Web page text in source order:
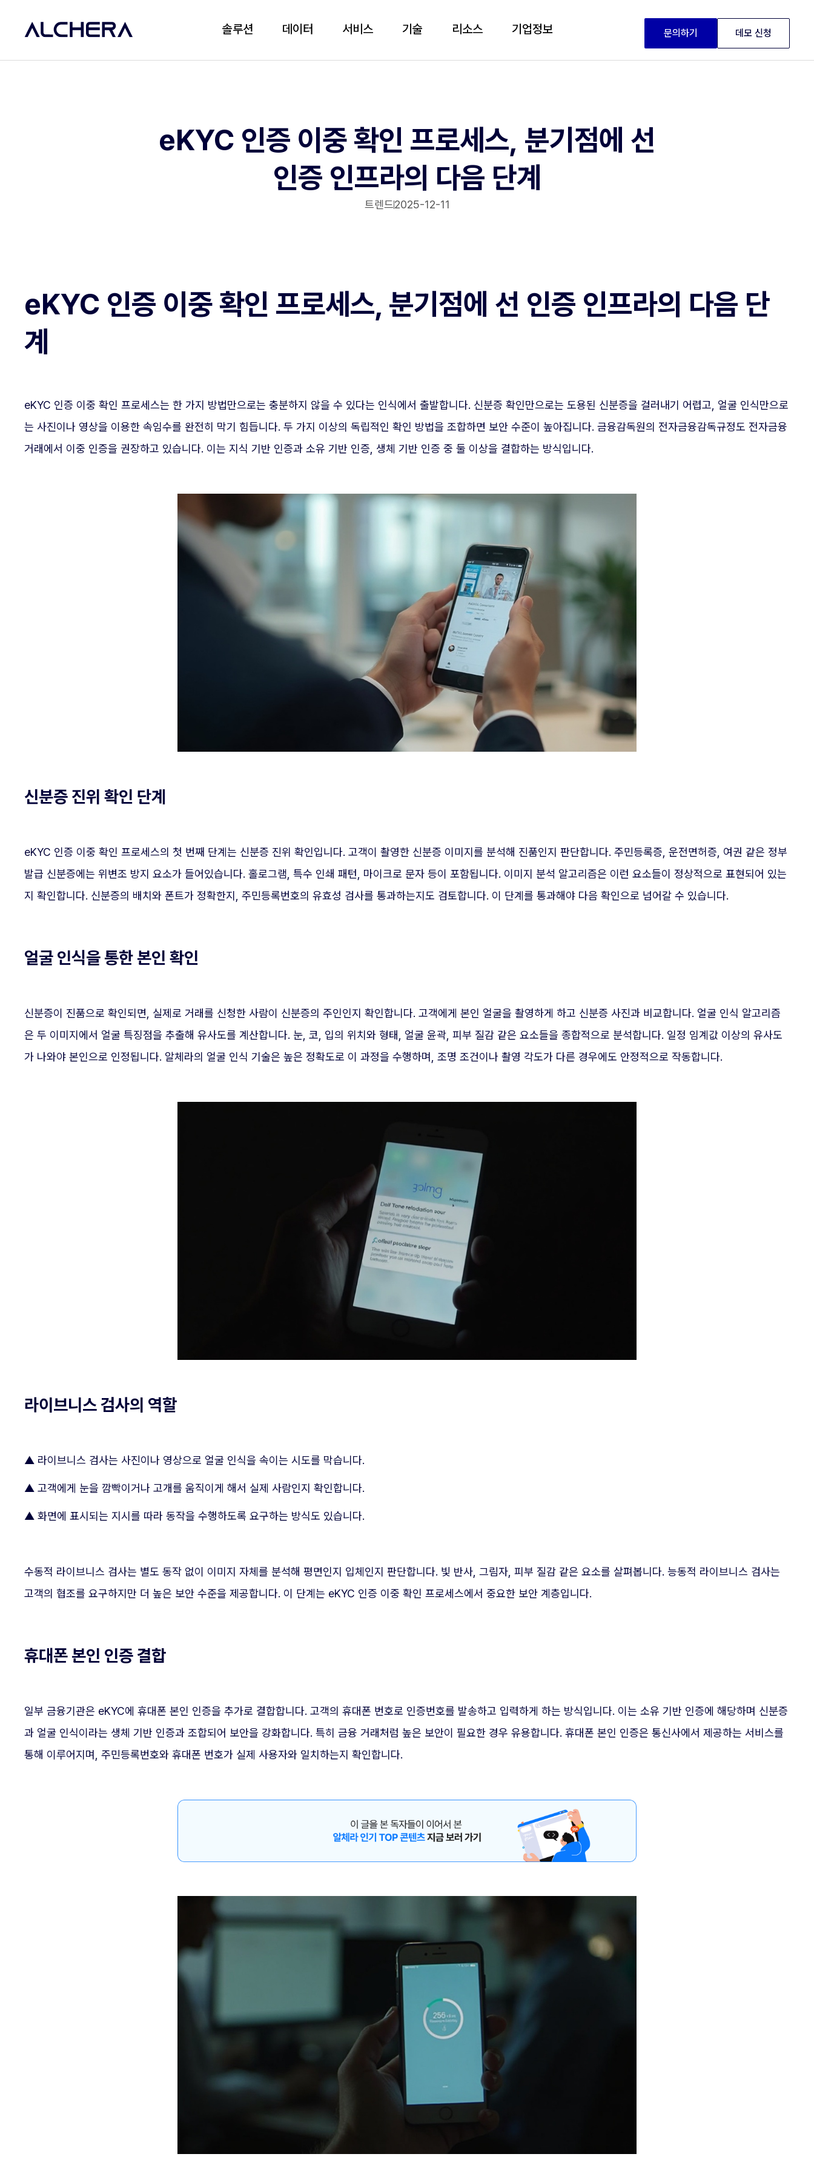
솔루션 데이터 서비스 기술 리소스 기업정보 문의하기 데모 신청
eKYC 인증 이중 확인 프로세스, 분기점에 선
인증 인프라의 다음 단계‍
트렌드2025-12-11
eKYC 인증 이중 확인 프로세스, 분기점에 선 인증 인프라의 다음 단
계
eKYC 인증 이중 확인 프로세스는 한 가지 방법만으로는 충분하지 않을 수 있다는 인식에서 출발합니다. 신분증 확인만으로는 도용된 신분증을 걸러내기 어렵고, 얼굴 인식만으로
는 사진이나 영상을 이용한 속임수를 완전히 막기 힘듭니다. 두 가지 이상의 독립적인 확인 방법을 조합하면 보안 수준이 높아집니다. 금융감독원의 전자금융감독규정도 전자금융
거래에서 이중 인증을 권장하고 있습니다. 이는 지식 기반 인증과 소유 기반 인증, 생체 기반 인증 중 둘 이상을 결합하는 방식입니다.
신분증 진위 확인 단계
eKYC 인증 이중 확인 프로세스의 첫 번째 단계는 신분증 진위 확인입니다. 고객이 촬영한 신분증 이미지를 분석해 진품인지 판단합니다. 주민등록증, 운전면허증, 여권 같은 정부
발급 신분증에는 위변조 방지 요소가 들어있습니다. 홀로그램, 특수 인쇄 패턴, 마이크로 문자 등이 포함됩니다. 이미지 분석 알고리즘은 이런 요소들이 정상적으로 표현되어 있는
지 확인합니다. 신분증의 배치와 폰트가 정확한지, 주민등록번호의 유효성 검사를 통과하는지도 검토합니다. 이 단계를 통과해야 다음 확인으로 넘어갈 수 있습니다.
얼굴 인식을 통한 본인 확인
신분증이 진품으로 확인되면, 실제로 거래를 신청한 사람이 신분증의 주인인지 확인합니다. 고객에게 본인 얼굴을 촬영하게 하고 신분증 사진과 비교합니다. 얼굴 인식 알고리즘
은 두 이미지에서 얼굴 특징점을 추출해 유사도를 계산합니다. 눈, 코, 입의 위치와 형태, 얼굴 윤곽, 피부 질감 같은 요소들을 종합적으로 분석합니다. 일정 임계값 이상의 유사도
가 나와야 본인으로 인정됩니다. 알체라의 얼굴 인식 기술은 높은 정확도로 이 과정을 수행하며, 조명 조건이나 촬영 각도가 다른 경우에도 안정적으로 작동합니다.
라이브니스 검사의 역할
▲ 라이브니스 검사는 사진이나 영상으로 얼굴 인식을 속이는 시도를 막습니다.
▲ 고객에게 눈을 깜빡이거나 고개를 움직이게 해서 실제 사람인지 확인합니다.
▲ 화면에 표시되는 지시를 따라 동작을 수행하도록 요구하는 방식도 있습니다.
수동적 라이브니스 검사는 별도 동작 없이 이미지 자체를 분석해 평면인지 입체인지 판단합니다. 빛 반사, 그림자, 피부 질감 같은 요소를 살펴봅니다. 능동적 라이브니스 검사는
고객의 협조를 요구하지만 더 높은 보안 수준을 제공합니다. 이 단계는 eKYC 인증 이중 확인 프로세스에서 중요한 보안 계층입니다.
휴대폰 본인 인증 결합
일부 금융기관은 eKYC에 휴대폰 본인 인증을 추가로 결합합니다. 고객의 휴대폰 번호로 인증번호를 발송하고 입력하게 하는 방식입니다. 이는 소유 기반 인증에 해당하며 신분증
과 얼굴 인식이라는 생체 기반 인증과 조합되어 보안을 강화합니다. 특히 금융 거래처럼 높은 보안이 필요한 경우 유용합니다. 휴대폰 본인 인증은 통신사에서 제공하는 서비스를
통해 이루어지며, 주민등록번호와 휴대폰 번호가 실제 사용자와 일치하는지 확인합니다.